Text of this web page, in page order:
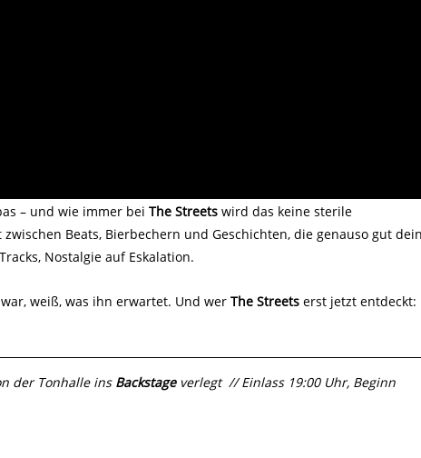
– und wie immer bei The Streets wird das keine sterile
Beats, Bierbechern und Geschichten, die genauso gut
Nostalgie auf Eskalation.
weiß, was ihn erwartet. Und wer The Streets erst jetzt entdeckt:
der Tonhalle ins Backstageverlegt // Einlass 19:00 Uhr, Beginn